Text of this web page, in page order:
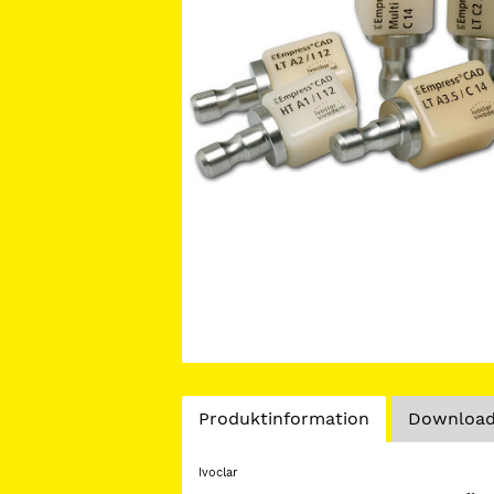
Current
Produktinformation
Ivoclar